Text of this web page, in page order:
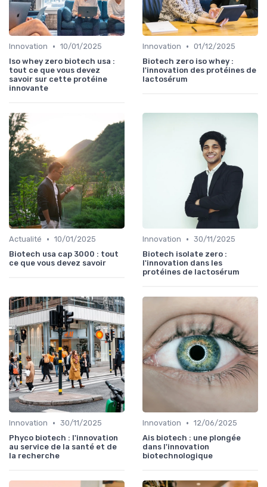
Innovation • 10/01/2025
Iso whey zero biotech usa :
tout ce que vous devez
savoir sur cette protéine
innovante
Innovation • 01/12/2025
Biotech zero iso whey :
l'innovation des protéines de
lactosérum
Actualité • 10/01/2025
Biotech usa cap 3000 : tout
ce que vous devez savoir
Innovation • 30/11/2025
Biotech isolate zero :
l'innovation dans les
protéines de lactosérum
Innovation • 30/11/2025
Phyco biotech : l'innovation
au service de la santé et de
la recherche
Innovation • 12/06/2025
Ais biotech : une plongée
dans l'innovation
biotechnologique